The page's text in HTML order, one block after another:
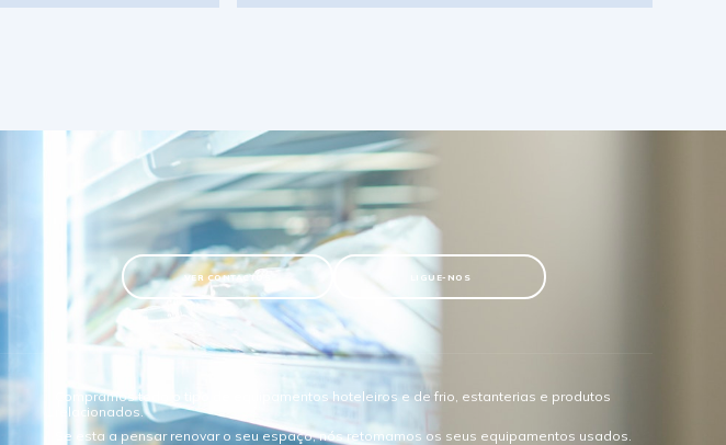
VER CONTACTOS LIGUE-NOS
Compramos todo o tipo de equipamentos hoteleiros e de frio, estanterias e produtos
relacionados.
Se esta a pensar renovar o seu espaço, nós retomamos os seus equipamentos usados.